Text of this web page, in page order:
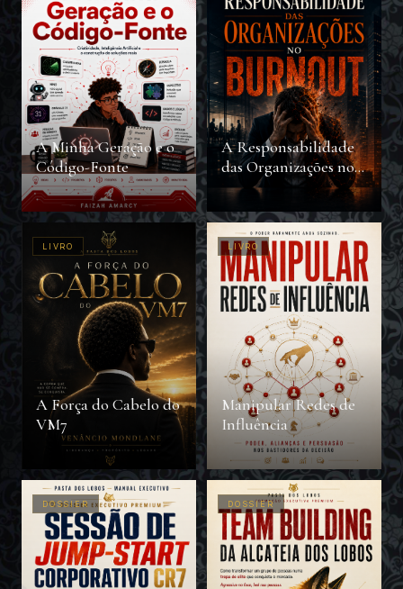
A Minha Geração e o
Código-Fonte
A Responsabilidade
das Organizações no
Burnout
LIVRO
A Força do Cabelo do
VM7
LIVRO
Manipular Redes de
Influência
DOSSIER DOSSIER